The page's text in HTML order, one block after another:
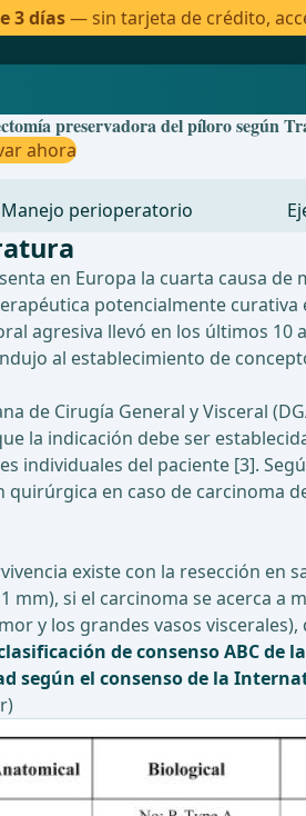
3 días— sin tarjeta de crédito,
preservadora del píloro según
ahora
Manejo perioperatorio
en Europa la cuarta causa
potencialmente
agresiva llevó en los últimos
al establecimiento de
de Cirugía General y Visceral
la indicación debe ser
individuales del paciente [3].
quirúrgica en caso de carcinoma
existe con la resección en
1 mm), si el carcinoma se acerca
y los grandes vasos
de consenso ABC de
según el consenso de la